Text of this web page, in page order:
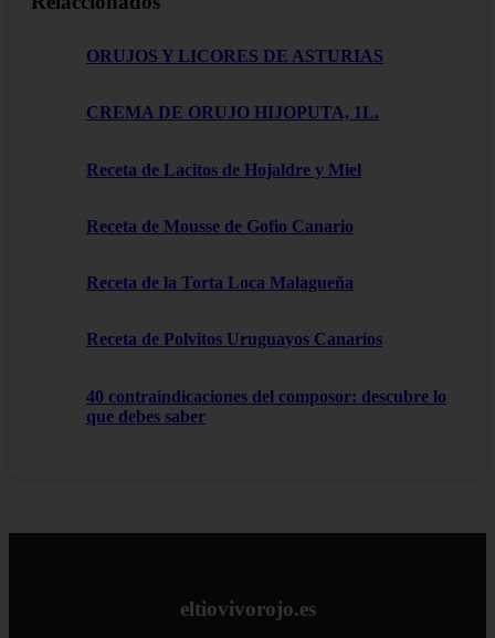
ORUJOS Y LICORES DE ASTURIAS
CREMA DE ORUJO HIJOPUTA, 1L.
Receta de Lacitos de Hojaldre y Miel
Receta de Mousse de Gofio Canario
Receta de la Torta Loca Malagueña
Receta de Polvitos Uruguayos Canarios
40 contraindicaciones del composor: descubre lo
que debes saber
eltiovivorojo.es